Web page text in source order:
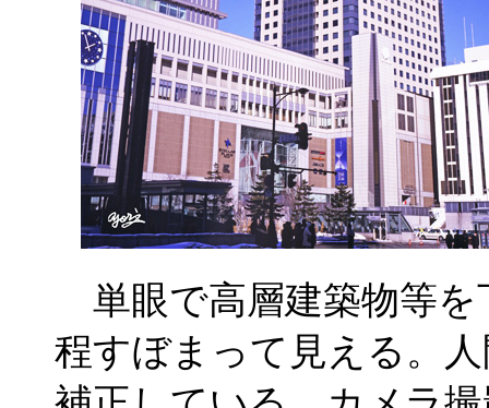
単眼で高層建築物等を
程すぼまって見える。